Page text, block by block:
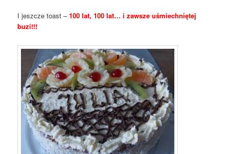
I jeszcze toast –100 lat, 100 lat… i zawsze uśmiechniętej
buzi!!!